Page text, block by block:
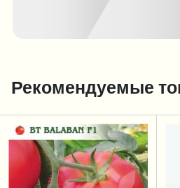
Рекомендуемые